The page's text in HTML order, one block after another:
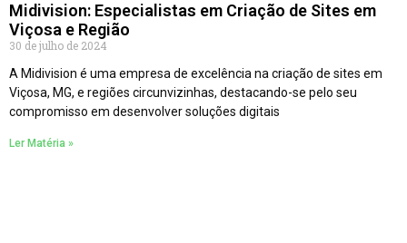
Midivision: Especialistas em Criação de Sites em
Viçosa e Região
30 de julho de 2024
A Midivision é uma empresa de excelência na criação de sites em
Viçosa, MG, e regiões circunvizinhas, destacando-se pelo seu
compromisso em desenvolver soluções digitais
Ler Matéria »